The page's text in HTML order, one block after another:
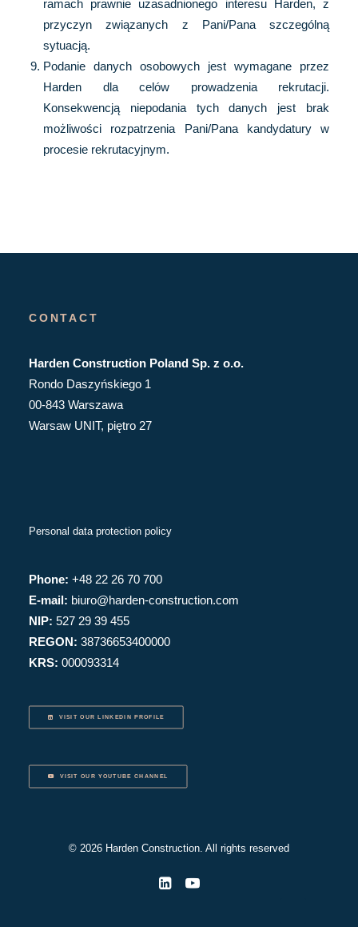
ramach prawnie uzasadnionego interesu Harden, z
przyczyn związanych z Pani/Pana szczególną
sytuacją.
Podanie danych osobowych jest wymagane przez
Harden dla celów prowadzenia rekrutacji.
Konsekwencją niepodania tych danych jest brak
możliwości rozpatrzenia Pani/Pana kandydatury w
procesie rekrutacyjnym.
CONTACT
Harden Construction Poland Sp. z o.o.
Rondo Daszyńskiego 1
00-843 Warszawa
Warsaw UNIT, piętro 27
Personal data protection policy
Phone: +48 22 26 70 700
E-mail: biuro@harden-construction.com
NIP: 527 29 39 455
REGON: 38736653400000
KRS: 000093314
VISIT OUR LINKEDIN PROFILE
VISIT OUR YOUTUBE CHANNEL
© 2026 Harden Construction. All rights reserved